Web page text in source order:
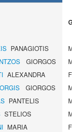
PANAGIOTIS
GIORGOS
ALEXANDRA
GIORGOS
PANTELIS
STELIOS
MARIA